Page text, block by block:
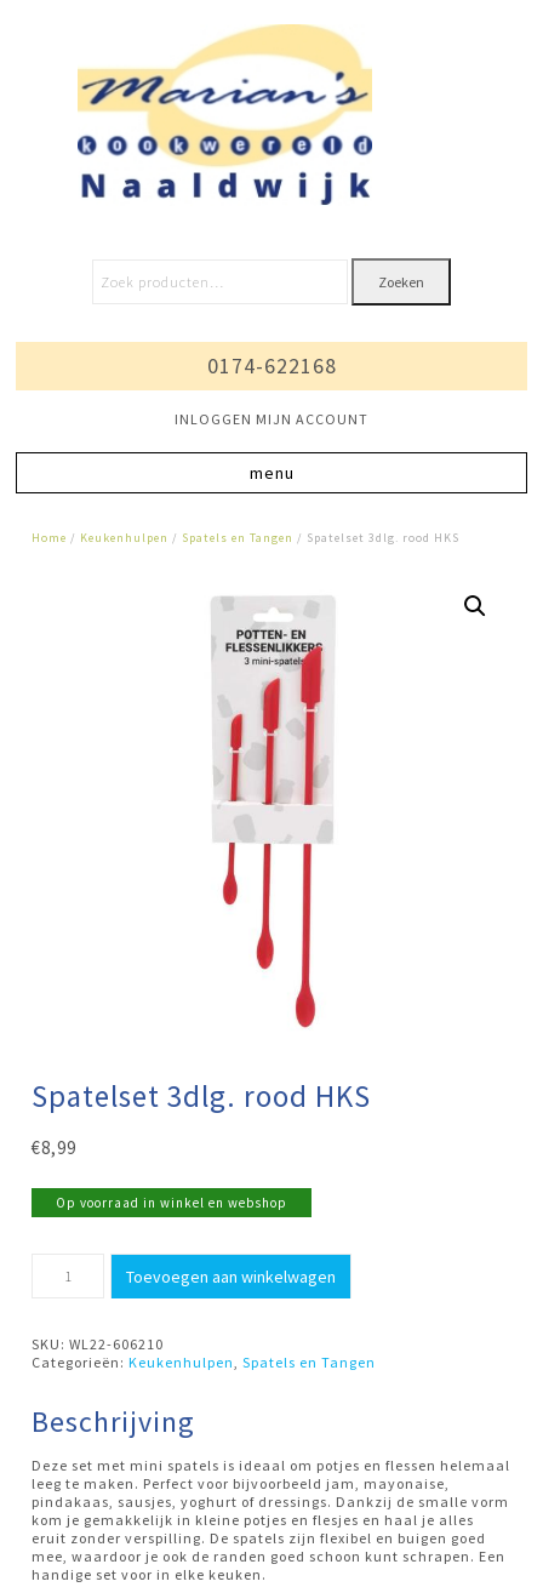
Zoeken
0174-622168
INLOGGEN MIJN ACCOUNT
Home / Keukenhulpen / Spatels en Tangen / Spatelset 3dlg. rood HKS
Spatelset 3dlg. rood HKS
€8,99
Op voorraad in winkel en webshop
3dlg.
Toevoegen aan winkelwagen
SKU:WL22-606210
Categorieën:Keukenhulpen ,Spatels en Tangen
Beschrijving
Deze set met mini spatels is ideaal om potjes en flessen helemaal
leeg te maken. Perfect voor bijvoorbeeld jam, mayonaise,
pindakaas, sausjes, yoghurt of dressings. Dankzij de smalle vorm
kom je gemakkelijk in kleine potjes en flesjes en haal je alles
eruit zonder verspilling. De spatels zijn flexibel en buigen goed
mee, waardoor je ook de randen goed schoon kunt schrapen. Een
handige set voor in elke keuken.